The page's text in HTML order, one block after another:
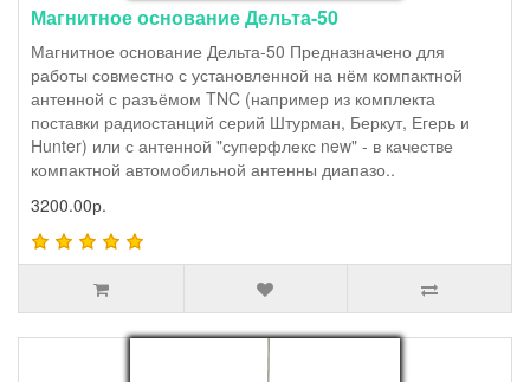
Магнитное основание Дельта-50
Магнитное основание Дельта-50 Предназначено для
работы совместно с установленной на нём компактной
антенной с разъёмом TNC (например из комплекта
поставки радиостанций серий Штурман, Беркут, Егерь и
Hunter) или с антенной "суперфлекс new" - в качестве
компактной автомобильной антенны диапазо..
3200.00р.